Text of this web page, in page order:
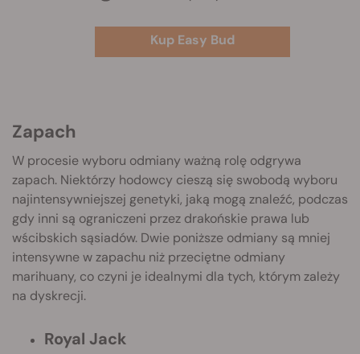
Kup Easy Bud
Zapach
W procesie wyboru odmiany ważną rolę odgrywa
zapach. Niektórzy hodowcy cieszą się swobodą wyboru
najintensywniejszej genetyki, jaką mogą znaleźć, podczas
gdy inni są ograniczeni przez drakońskie prawa lub
wścibskich sąsiadów. Dwie poniższe odmiany są mniej
intensywne w zapachu niż przeciętne odmiany
marihuany, co czyni je idealnymi dla tych, którym zależy
na dyskrecji.
Royal Jack